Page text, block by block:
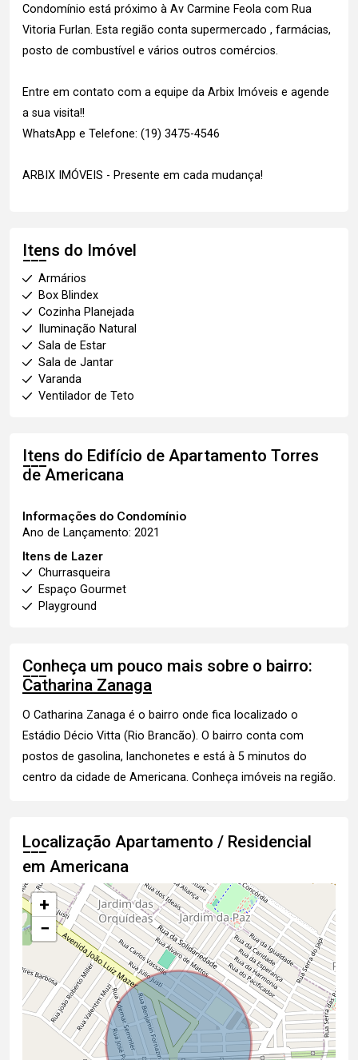
Condomínio está próximo à Av Carmine Feola com Rua
Vitoria Furlan. Esta região conta supermercado , farmácias,
posto de combustível e vários outros comércios.
Entre em contato com a equipe da Arbix Imóveis e agende
a sua visita!!
WhatsApp e Telefone: (19) 3475-4546
ARBIX IMÓVEIS - Presente em cada mudança!
Itens do Imóvel
Armários
Box Blindex
Cozinha Planejada
Iluminação Natural
Sala de Estar
Sala de Jantar
Varanda
Ventilador de Teto
Itens do Edifício de Apartamento Torres
de Americana
Informações do Condomínio
Ano de Lançamento: 2021
Itens de Lazer
Churrasqueira
Espaço Gourmet
Playground
Conheça um pouco mais sobre o bairro:
Catharina Zanaga
O Catharina Zanaga é o bairro onde fica localizado o
Estádio Décio Vitta (Rio Brancão). O bairro conta com
postos de gasolina, lanchonetes e está à 5 minutos do
centro da cidade de Americana. Conheça imóveis na região.
Localização Apartamento / Residencial
em Americana
+
−